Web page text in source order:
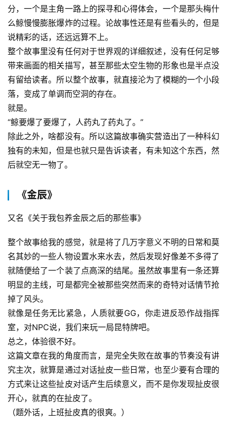
分，一个是主角一路上的探寻和心得体会，一个是那头梅什
么鲸慢慢膨胀爆炸的过程。论故事性还是有些看头的，但是
说精彩的话，还远远算不上。
整个故事里没有任何对于世界观的详细叙述，没有任何足够
带来画面的相关描写，甚至那些太空生物的形象也是半点没
有留给读者。所以整个故事，就直接沦为了模糊的一个小段
落，变成了单调而空洞的存在。
就是。
“鲸要爆了要爆了，人药丸了药丸了。”
除此之外，啥都没有。所以这篇故事确实营造出了一种科幻
独有的未知，但是也就只是告诉读者，有未知这个东西，然
后就空无一物了。
《金辰》
又名《关于我包养金辰之后的那些事》
整个故事给我的感觉，就是将了几万字意义不明的日常和莫
名其妙的一些人物设置水来水去，然后发现好像差不多得了
就随便给了一个装了点高深的结尾。虽然故事里有一条还算
明显的主线，可是都完全被那些突然而来的奇特对话情节抢
掉了风头。
就像是任务无比紧急，人质就要GG，你走进反恐作战指挥
室，对NPC说，我们来玩一局昆特牌吧。
总之，体验很不好。
这篇文章在我的角度而言，是完全失败在故事的节奏没有讲
究主次，就算是通过对话扯皮一些日常，也至少要有合理的
方式来让这些扯皮对话产生后续意义，而不是你发现扯皮很
开心，就真的在扯皮了。
（题外话，上班扯皮真的很爽。）